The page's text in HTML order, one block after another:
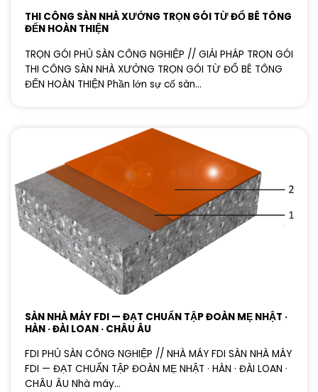
THI CÔNG SÀN NHÀ XƯỞNG TRỌN GÓI TỪ ĐỔ BÊ TÔNG
ĐẾN HOÀN THIỆN
TRỌN GÓI PHỦ SÀN CÔNG NGHIỆP // GIẢI PHÁP TRỌN GÓI
THI CÔNG SÀN NHÀ XƯỞNG TRỌN GÓI TỪ ĐỔ BÊ TÔNG
ĐẾN HOÀN THIỆN Phần lớn sự cố sàn...
SÀN NHÀ MÁY FDI — ĐẠT CHUẨN TẬP ĐOÀN MẸ NHẬT ·
HÀN · ĐÀI LOAN · CHÂU ÂU
FDI PHỦ SÀN CÔNG NGHIỆP // NHÀ MÁY FDI SÀN NHÀ MÁY
FDI — ĐẠT CHUẨN TẬP ĐOÀN MẸ NHẬT · HÀN · ĐÀI LOAN ·
CHÂU ÂU Nhà máy...